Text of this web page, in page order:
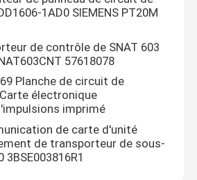
1AD0 SIEMENS PT20M
de contrôle de SNAT 603
57618078
Planche de circuit de
électronique
imprimé
de carte d'unité
de transporteur de sous-